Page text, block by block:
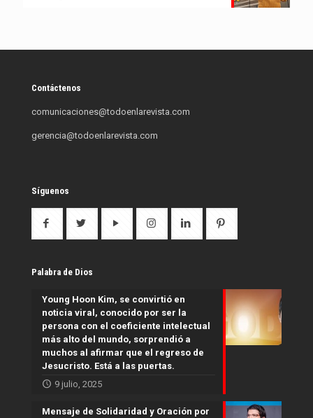
Contáctenos
comunicaciones@todoenlarevista.com
gerencia@todoenlarevista.com
Síguenos
Palabra de Dios
Young Hoon Kim, se convirtió en
noticia viral, conocido por ser la
persona con el coeficiente intelectual
más alto del mundo, sorprendió a
muchos al afirmar que el regreso de
Jesucristo. Está a las puertas.
9 julio, 2025
Mensaje de Solidaridad y Oración por